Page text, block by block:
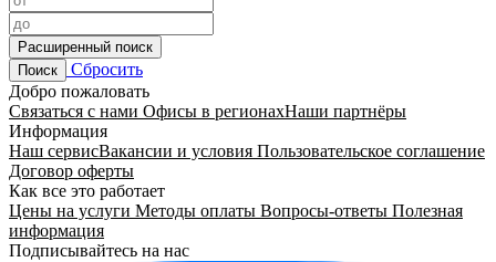
Расширенный поиск
Поиск
Сбросить
Добро пожаловать
Связаться с нами Офисы в регионахНаши партнёры
Информация
Наш сервисВакансии и условия Пользовательское соглашение
Договор оферты
Как все это работает
Цены на услуги Методы оплаты Вопросы-ответы Полезная
информация
Подписывайтесь на нас